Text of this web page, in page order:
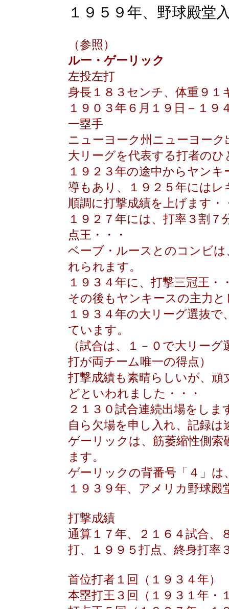
１９５９年、野球殿堂
（参照）
ルー・ゲーリック
左投左打
身長１８３センチ、体重９１
１９０３年６月１９日－１９
一塁手
ニューヨーク州ニューヨーク
大リーグを代表する打者のひ
１９２３年の途中からヤン
導もあり、１９２５年にはレ
順調に打撃成績を上げます・
１９２７年には、打率３割
点王・・・
ベーブ・ルースとのコンビ
れられます。
１９３４年に、打撃三冠王・
その後もヤンキースの主力
１９３４年の大リーグ選抜
ています。
（試合は、１－０で大リー
打が両チーム唯一の得点）
打撃成績も素晴らしいが、
どといわれました・・・
２１３０試合連続出場をし
自ら欠場を申し入れ、記録は
ゲーリックは、筋萎縮性側
ます。
ゲーリックの背番号「４」
１９３９年、アメリカ野球殿
打撃成績
通算１７年、２１６４試合、
打、１９９５打点、終身打率
首位打者１回（１９３４年）
本塁打王３回（１９３１年・